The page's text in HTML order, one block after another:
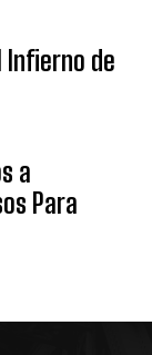
Infierno de
a
Para